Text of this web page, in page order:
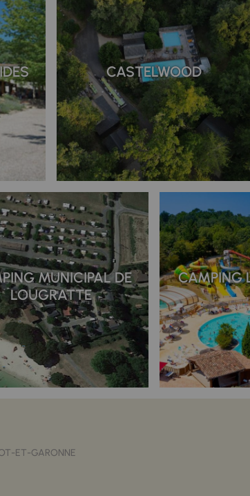
CASTELWOOD
MUNICIPAL DE
LOUGRATTE
CAMPING
ET-GARONNE